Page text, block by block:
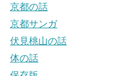
京都の話
京都サンガ
伏見桃山の話
体の話